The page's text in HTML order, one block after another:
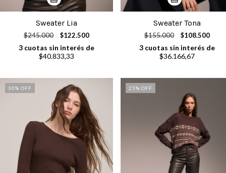
Sweater Lia
$245.000 $122.500
3 cuotas sin interés de
$40.833,33
Sweater Tona
$155.000 $108.500
3 cuotas sin interés de
$36.166,67
30% OFF 25% OFF